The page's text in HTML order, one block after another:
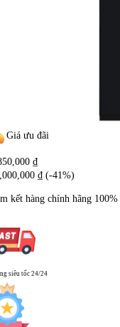
Giá ưu đãi
₫
₫ (-41%)
kết hàng chính hãng 100%
siêu tốc 24/24